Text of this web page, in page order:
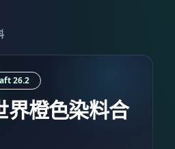
26.2
界橙色染料合